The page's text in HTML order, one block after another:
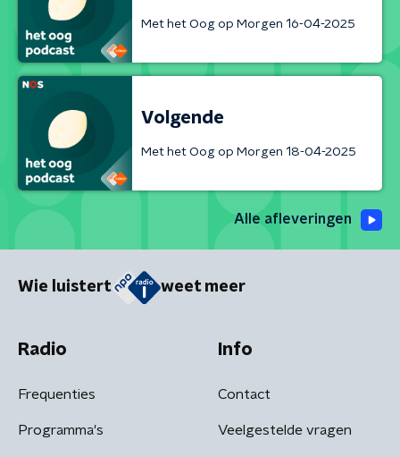
Met het Oog op Morgen 16-04-2025
Volgende
Met het Oog op Morgen 18-04-2025
Alle afleveringen
Wie luistert weet meer
Radio
Frequenties
Programma's
Info
Contact
Veelgestelde vragen